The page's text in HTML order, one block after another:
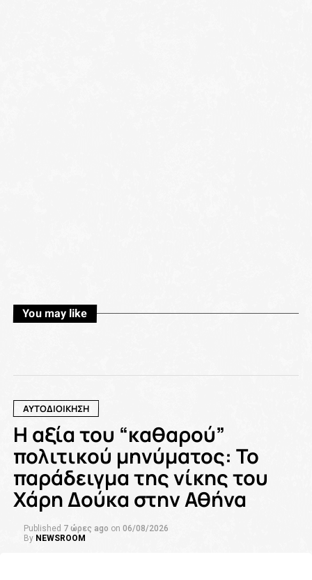
You may like
ΑΥΤΟΔΙΟΙΚΗΣΗ
Η αξία του “καθαρού”
πολιτικού μηνύματος: Το
παράδειγμα της νίκης του
Χάρη Δούκα στην Αθήνα
Published 7 ώρες ago on 06/08/2026
By NEWSROOM